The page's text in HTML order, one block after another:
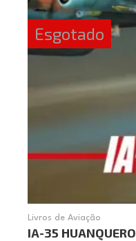
Esgotado
Livros de Aviação
IA-35 HUANQUERO